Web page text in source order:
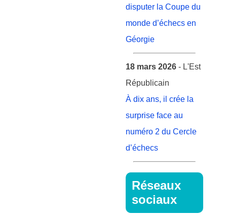
disputer la Coupe du
monde d’échecs en
Géorgie
18 mars 2026 - L'Est
Républicain
À dix ans, il crée la
surprise face au
numéro 2 du Cercle
d’échecs
Réseaux
sociaux